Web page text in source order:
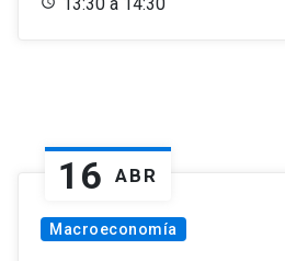
16 ABR
Macroeconomía